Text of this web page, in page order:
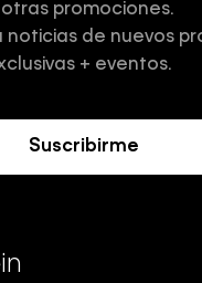
promociones.
noticias de nuevos
+ eventos.
Suscribirme